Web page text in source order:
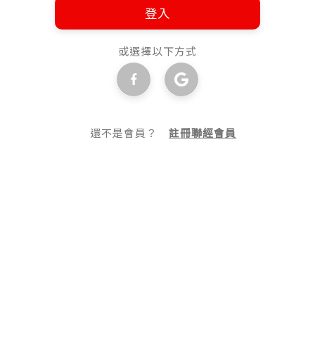
登入
或選擇以下方式
還不是會員？註冊聯經會員